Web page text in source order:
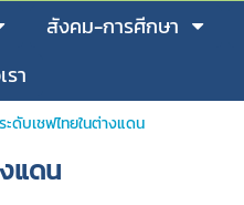
สังคม-การศีกษา
า
ะดับเชฟไทยในต่างแดน
แดน